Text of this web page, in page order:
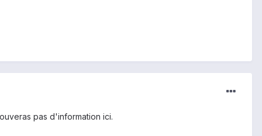
pas d'information ici.